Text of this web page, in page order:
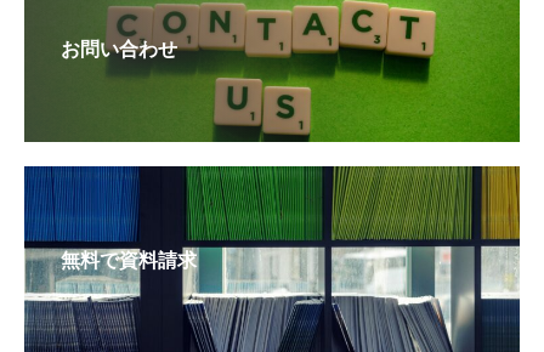
お問い合わせ
無料で資料請求